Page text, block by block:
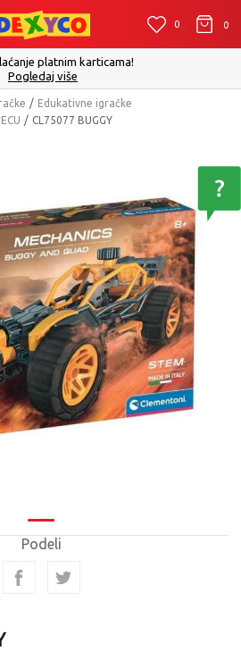
0 0
platnim karticama!
Pogledaj više
Edukativne igračke
CL75077 BUGGY
Podeli